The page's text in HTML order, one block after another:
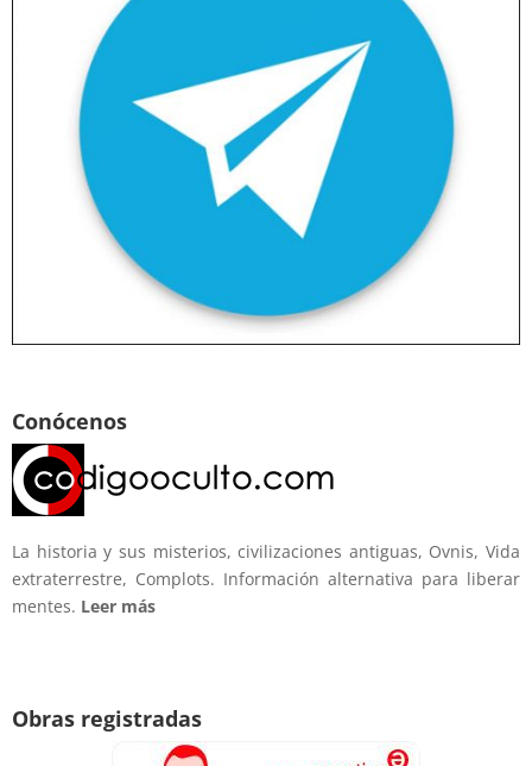
Conócenos
La historia y sus misterios, civilizaciones antiguas, Ovnis, Vida
extraterrestre, Complots. Información alternativa para liberar
mentes. Leer más
Obras registradas